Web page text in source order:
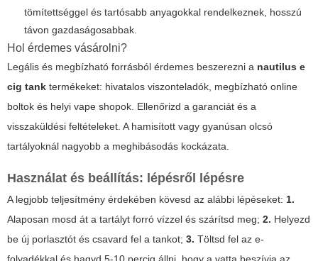
tömítettséggel és tartósabb anyagokkal rendelkeznek, hosszú
távon gazdaságosabbak.
Hol érdemes vásárolni?
Legális és megbízható forrásból érdemes beszerezni a nautilus e
cig tank termékeket: hivatalos viszonteladók, megbízható online
boltok és helyi vape shopok. Ellenőrizd a garanciát és a
visszaküldési feltételeket. A hamisított vagy gyanúsan olcsó
tartályoknál nagyobb a meghibásodás kockázata.
Használat és beállítás: lépésről lépésre
A legjobb teljesítmény érdekében kövesd az alábbi lépéseket: 1.
Alaposan mosd át a tartályt forró vízzel és szárítsd meg; 2. Helyezd
be új porlasztót és csavard fel a tankot; 3. Töltsd fel az e-